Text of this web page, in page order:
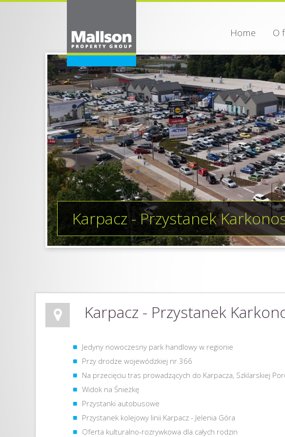
Home O
Karpacz - Przystanek
Karpacz - Przystanek
Jedyny nowoczesny park handlowy w regionie
Przy drodze wojewódzkiej nr 366
Na przecięciu tras prowadzących do Karpacza, Szklarskiej
Widok na Śnieżkę
Przystanki autobusowe
Przystanek kolejowy linii Karpacz - Jelenia Góra
Oferta kulturalno-rozrywkowa dla całych rodzin